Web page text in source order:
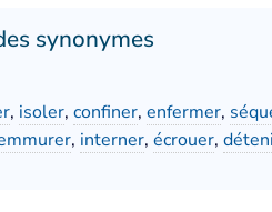
synonymes
, isoler, confiner, enfermer,
, interner, écrouer,